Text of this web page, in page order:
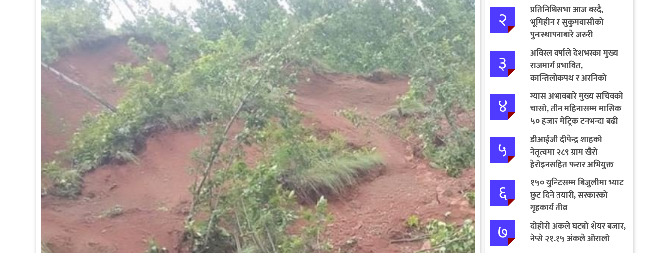
२
प्रतिनिधिसभा आज बस्दै,
भूमिहीन र सुकुमवासीको
पुनःस्थापनाबारे जरुरी
प्रस्तावमाथि छलफल हुने
३
अविरल वर्षाले देशभरका मुख्य
राजमार्ग प्रभावित,
कान्तिलोकपथ र अरनिको
राजमार्ग पूर्ण अवरुद्ध
४
ग्यास अभावबारे मुख्य सचिवको
चासो, तीन महिनासम्म मासिक
५० हजार मेट्रिक टनभन्दा बढी
आयात गर्ने निर्णय
५
डीआईजी दीपेन्द्र शाहको
नेतृत्वमा २८९ ग्राम खैरो
हेरोइनसहित फरार अभियुक्त
पक्राउ
६
१५० युनिटसम्म बिजुलीमा भ्याट
छुट दिने तयारी, सरकारको
गृहकार्य तीव्र
७
दोहोरो अंकले घट्यो शेयर बजार,
नेप्से २१.१५ अंकले ओरालो